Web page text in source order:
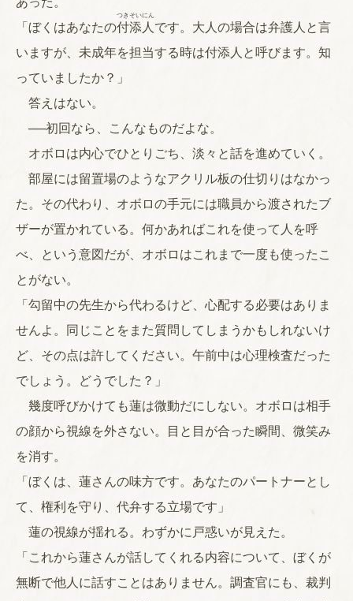
「ぼくはあなたの付添人
つきそいにん
です。大人の場合は弁護人と言
いますが、未成年を担当する時は付添人と呼びます。知
っていましたか？」
答えはない。
──初回なら、こんなものだよな。
オボロは内心でひとりごち、淡々と話を進めていく。
部屋には留置場のようなアクリル板の仕切りはなかっ
た。その代わり、オボロの手元には職員から渡されたブ
ザーが置かれている。何かあればこれを使って人を呼
べ、という意図だが、オボロはこれまで一度も使ったこ
とがない。
「勾留中の先生から代わるけど、心配する必要はありま
せんよ。同じことをまた質問してしまうかもしれないけ
ど、その点は許してください。午前中は心理検査だった
でしょう。どうでした？」
幾度呼びかけても蓮は微動だにしない。オボロは相手
の顔から視線を外さない。目と目が合った瞬間、微笑み
を消す。
「ぼくは、蓮さんの味方です。あなたのパートナーとし
て、権利を守り、代弁する立場です」
蓮の視線が揺れる。わずかに戸惑いが見えた。
「これから蓮さんが話してくれる内容について、ぼくが
無断で他人に話すことはありません。調査官にも、裁判